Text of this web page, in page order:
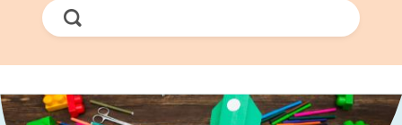
Chercher